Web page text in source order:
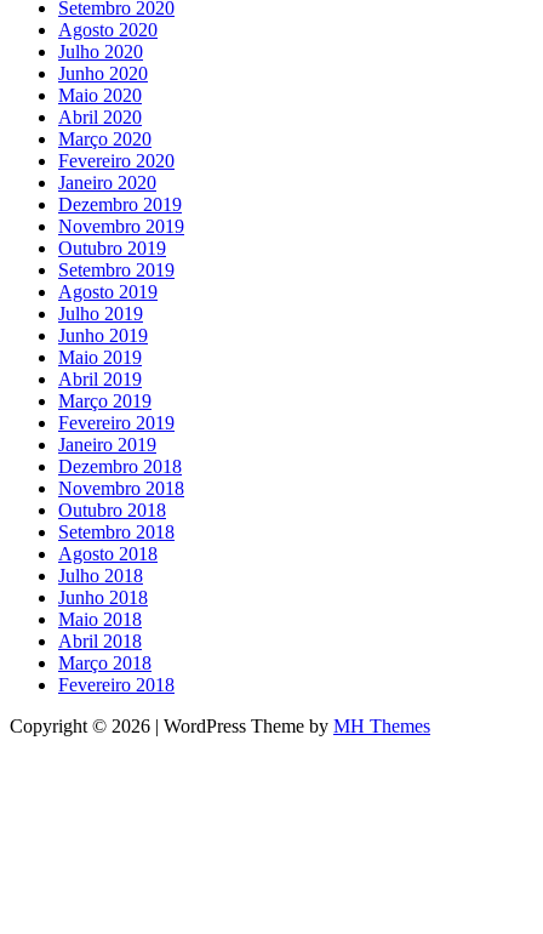
Setembro 2020
Agosto 2020
Julho 2020
Junho 2020
Maio 2020
Abril 2020
Março 2020
Fevereiro 2020
Janeiro 2020
Dezembro 2019
Novembro 2019
Outubro 2019
Setembro 2019
Agosto 2019
Julho 2019
Junho 2019
Maio 2019
Abril 2019
Março 2019
Fevereiro 2019
Janeiro 2019
Dezembro 2018
Novembro 2018
Outubro 2018
Setembro 2018
Agosto 2018
Julho 2018
Junho 2018
Maio 2018
Abril 2018
Março 2018
Fevereiro 2018
Copyright © 2026 | WordPress Theme by MH Themes